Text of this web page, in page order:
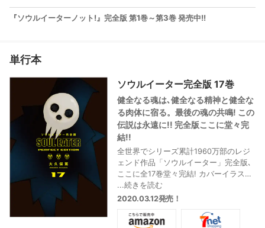
『ソウルイーターノット!』完全版 第1巻～第3巻 発売中!!
単行本
ソウルイーター完全版 17巻
健全なる魂は､健全なる精神と健全な
る肉体に宿る。最後の魂の共鳴! この
伝説は永遠に!! 完全版ここに堂々完
結!!
全世界でシリーズ累計1960万部のレジ
ェンド作品「ソウルイーター」完全版､
ここに全17巻堂々完結! カバーイラスト
は全て大久保篤描き下ろし! さらに雑誌
掲載時のカラー原稿を完全再現!
...続きを読む
2020.03.12発売！